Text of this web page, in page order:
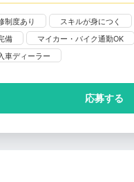
制度あり
スキルが身につく
備
マイカー・バイク通勤OK
車ディーラー
応募する